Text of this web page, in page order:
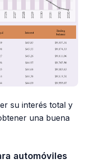
su interés total y
una buena
automóviles